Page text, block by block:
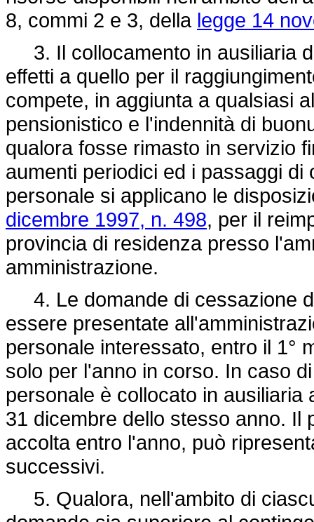
8, commi 2 e 3, della legge 14
3. Il collocamento in ausiliaria
effetti a quello per il
compete, in aggiunta a qualsiasi
pensionistico e l'indennità di
qualora fosse rimasto in servizio
aumenti periodici ed i passaggi
personale si applicano le
dicembre 1997, n. 498, per il
provincia di residenza presso
amministrazione.
4. Le domande di cessazione
essere presentate
personale interessato, entro il 1°
solo per l'anno in corso. In caso
personale è collocato in ausiliaria
31 dicembre dello stesso anno. Il
accolta entro l'anno, può
successivi.
5. Qualora, nell'ambito di